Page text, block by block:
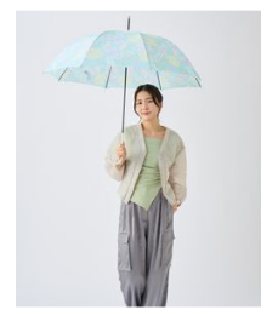
レディース
カテゴリー
ブランド
DAKS
ダックス
価格の高い
順
価格の低い
売上点数順
お気に入り